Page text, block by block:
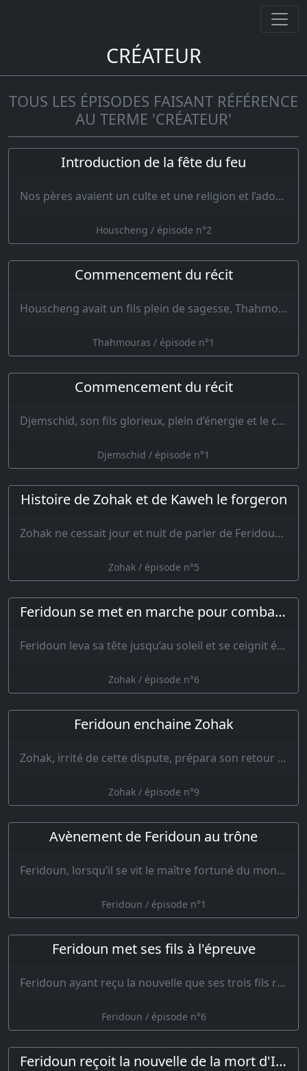
CRÉATEUR
TOUS LES ÉPISODES FAISANT RÉFÉRENCE
AU TERME 'CRÉATEUR'
Introduction de la fête du feu
Nos pères avaient un culte et une religion et l’adoration de Dieu était en honneur. Comm…
Houscheng / épisode n°2
Commencement du récit
Houscheng avait un fils plein de sagesse, Thahmouras l’illustre, le vainqueur des Divs : Thahmour…
Thahmouras / épisode n°1
Commencement du récit
Djemschid, son fils glorieux, plein d’énergie et le cœur rempli des conseils de son père, monta s…
Djemschid / épisode n°1
Histoire de Zohak et de Kaweh le forgeron
Zohak ne cessait jour et nuit de parler de Feridoun ; la peur avait courbé sa…
Zohak / épisode n°5
Feridoun se met en marche pour combattre Zohak
Feridoun leva sa tête jusqu’au soleil et se ceignit étroitement pour ven…
Zohak / épisode n°6
Feridoun enchaine Zohak
Zohak, irrité de cette dispute, prépara son retour en toute hâte. Il ordonna qu’on sellât son c…
Zohak / épisode n°9
Avènement de Feridoun au trône
Feridoun, lorsqu’il se vit le maître fortuné du monde et qu’il ne connut plus d’autre ro…
Feridoun / épisode n°1
Feridoun met ses fils à l'épreuve
Feridoun ayant reçu la nouvelle que ses trois fils revenaient vers lui, se mit en mar…
Feridoun / épisode n°6
Feridoun reçoit la nouvelle de la mort d'Iredj